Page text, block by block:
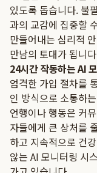
있도록 돕습니다. 불
과의 교감에 집중할
만들어내는 심리적
만남의 토대가 됩니
24시간 작동하는 AI
엄격한 가입 절차를
인 방식으로 소통하
언행이나 행동은 커
자들에게 큰 상처를
하고 지속적으로 건
않는 AI 모니터링 시